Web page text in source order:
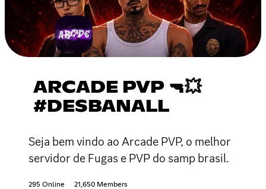
ARCADE PVP 🔫💥
#DESBANALL
Seja bem vindo ao Arcade PVP, o melhor
servidor de Fugas e PVP do samp brasil.
295 Online 21,650 Members